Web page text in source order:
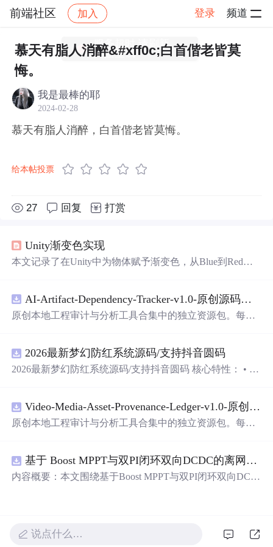
前端社区 加入 登录 频道
社区 前端社区 感慨 帖子详情
慕天有脂人消醉&#xff0c;白首偕老皆莫
悔。
我是最棒的耶
2024-02-28
慕天有脂人消醉，白首偕老皆莫悔。
给本帖投票
27 回复 打赏
Unity渐变色实现
本文记录了在Unity中为物体赋予渐变色，从Blue到Red的
方法是改变颜色的归一化值，通过1-（颜色比例）来实现
颜色范围的反转，从而达到预期的Blue到Red的云图效果。
AI-Artifact-Dependency-Tracker-v1.0-原创源码与文档.zip
原创本地工程审计与分析工具合集中的独立资源包。每个
README、运行说明、功能清单、MIT License及原创与授
权声明。解压后进入project目录，执行npm test验证算法，
目源码、Logo、官方截图、论文、生产日志或其他受限素
材。适合前端开发、AI应用工程、测试审计和课程实践。
2026最新梦幻防红系统源码/支持抖音圆码
2026最新梦幻防红系统源码/支持抖音圆码 核心特性： • 多
据统计，多维度分析报表 • 积分系统+邀请返利，运营利器
Video-Media-Asset-Provenance-Ledger-v1.0-原创源码与文档.zip
原创本地工程审计与分析工具合集中的独立资源包。每个
README、运行说明、功能清单、MIT License及原创与授
权声明。解压后进入project目录，执行npm test验证算法，
基于 Boost MPPT与双PI闭环双向DCDC的离网光伏储能系统动力学建模及稳态特性分析（Simulink仿真实现）
内容概要：本文围绕基于Boost MPPT与双PI闭环双向DC-D
T）控制、双向DC-DC变换器及储能电池的整体系统架
构，采用Boost电路实现高效MPPT控制，并引入电压-电流
说点什么…
服务超时,请刷新
页面重试